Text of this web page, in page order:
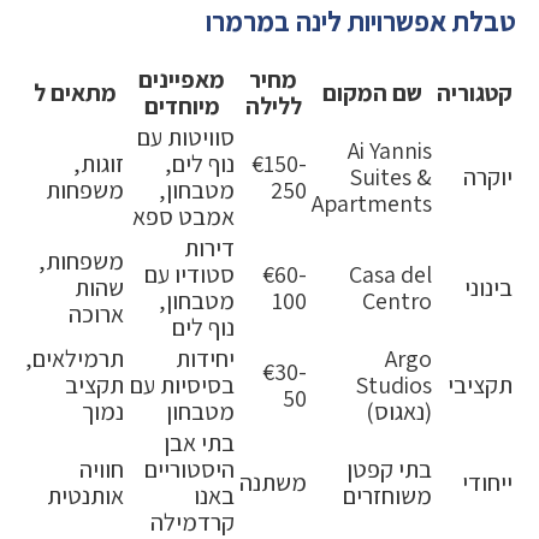
טבלת אפשרויות לינה במרמרו
קטגוריה שם המקום
מחיר
ללילה
מאפיינים
מיוחדים
מתאים ל
יוקרה
Ai Yannis
Suites &
Apartments
€150-
250
סוויטות עם
נוף לים,
מטבחון,
אמבט ספא
זוגות,
משפחות
בינוני
Casa del
Centro
€60-
100
דירות
סטודיו עם
מטבחון,
נוף לים
משפחות,
שהות
ארוכה
תקציבי
Argo
Studios
(נאגוס)
€30-
50
יחידות
בסיסיות עם
מטבחון
תרמילאים,
תקציב
נמוך
ייחודי
בתי קפטן
משוחזרים
משתנה
בתי אבן
היסטוריים
באנו
קרדמילה
חוויה
אותנטית